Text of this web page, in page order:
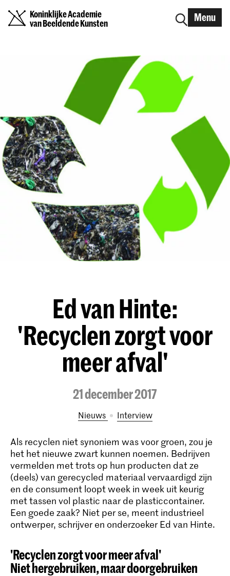
Koninklijke Academie
van Beeldende Kunsten
Menu
Ed van Hinte:
'Recyclen zorgt voor
meer afval'
21 december 2017
Nieuws interview
Als recyclen niet synoniem was voor groen, zou je
het het nieuwe zwart kunnen noemen. Bedrijven
vermelden met trots op hun producten dat ze
(deels) van gerecycled materiaal vervaardigd zijn
en de consument loopt week in week uit keurig
met tassen vol plastic naar de plasticcontainer.
Een goede zaak? Niet per se, meent industrieel
ontwerper, schrijver en onderzoeker Ed van Hinte.
'Recyclen zorgt voor meer afval'
Niet hergebruiken, maar doorgebruiken